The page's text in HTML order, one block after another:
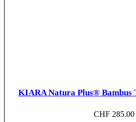
KIARA Natura Plus® Bambus
CHF 285.00